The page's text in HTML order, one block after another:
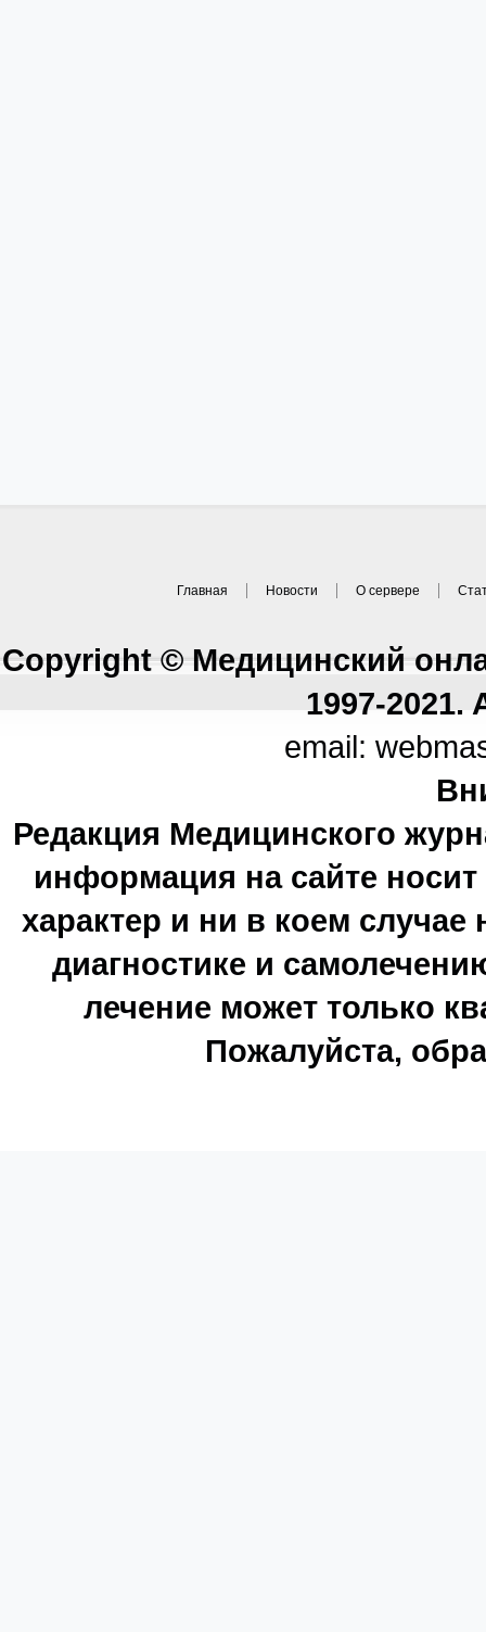
Главная Новости О сервере
Copyright © Медицинский
1997-2021.
email:
Редакция Медицинского
информация на сайте
характер и ни в коем
диагностике и
лечение может только
Пожалуйста,